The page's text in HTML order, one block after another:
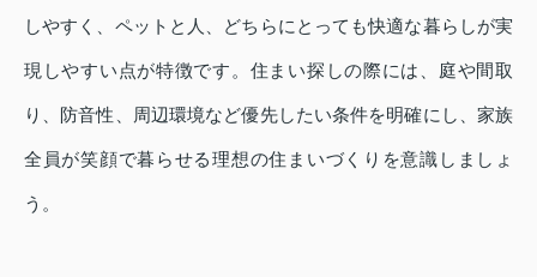
しやすく、ペットと人、どちらにとっても快適な暮らしが実
現しやすい点が特徴です。住まい探しの際には、庭や間取
り、防音性、周辺環境など優先したい条件を明確にし、家族
全員が笑顔で暮らせる理想の住まいづくりを意識しましょ
う。